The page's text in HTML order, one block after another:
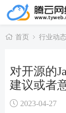
首页 行业动态
对开源的
建议或者
2023-04-27